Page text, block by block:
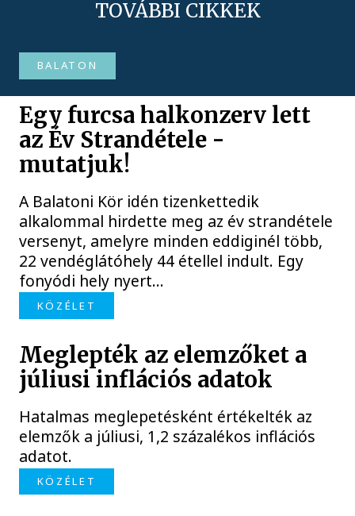
TOVÁBBI CIKKEK
BALATON
Egy furcsa halkonzerv lett
az Év Strandétele -
mutatjuk!
A Balatoni Kör idén tizenkettedik
alkalommal hirdette meg az év strandétele
versenyt, amelyre minden eddiginél több,
22 vendéglátóhely 44 étellel indult. Egy
fonyódi hely nyert...
KÖZÉLET
Meglepték az elemzőket a
júliusi inflációs adatok
Hatalmas meglepetésként értékelték az
elemzők a júliusi, 1,2 százalékos inflációs
adatot.
KÖZÉLET